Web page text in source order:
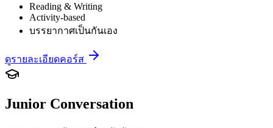
Reading & Writing
Activity-based
บรรยากาศเป็นกันเอง
ดูรายละเอียดคอร์ส
Junior Conversation